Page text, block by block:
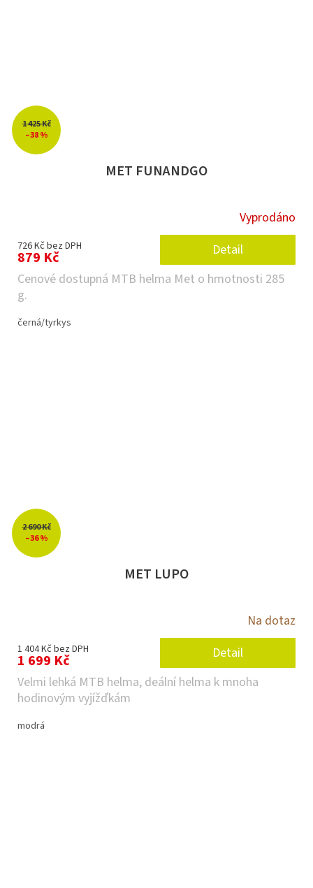
1 425 Kč
–38 %
MET FUNANDGO
Vyprodáno
726 Kč bez DPH
879 Kč
Detail
Cenové dostupná MTB helma Met o hmotnosti 285
g.
černá/tyrkys
2 690 Kč
–36 %
MET LUPO
Na dotaz
1 404 Kč bez DPH
1 699 Kč
Detail
Velmi lehká MTB helma, deální helma k mnoha
hodinovým vyjížďkám
modrá